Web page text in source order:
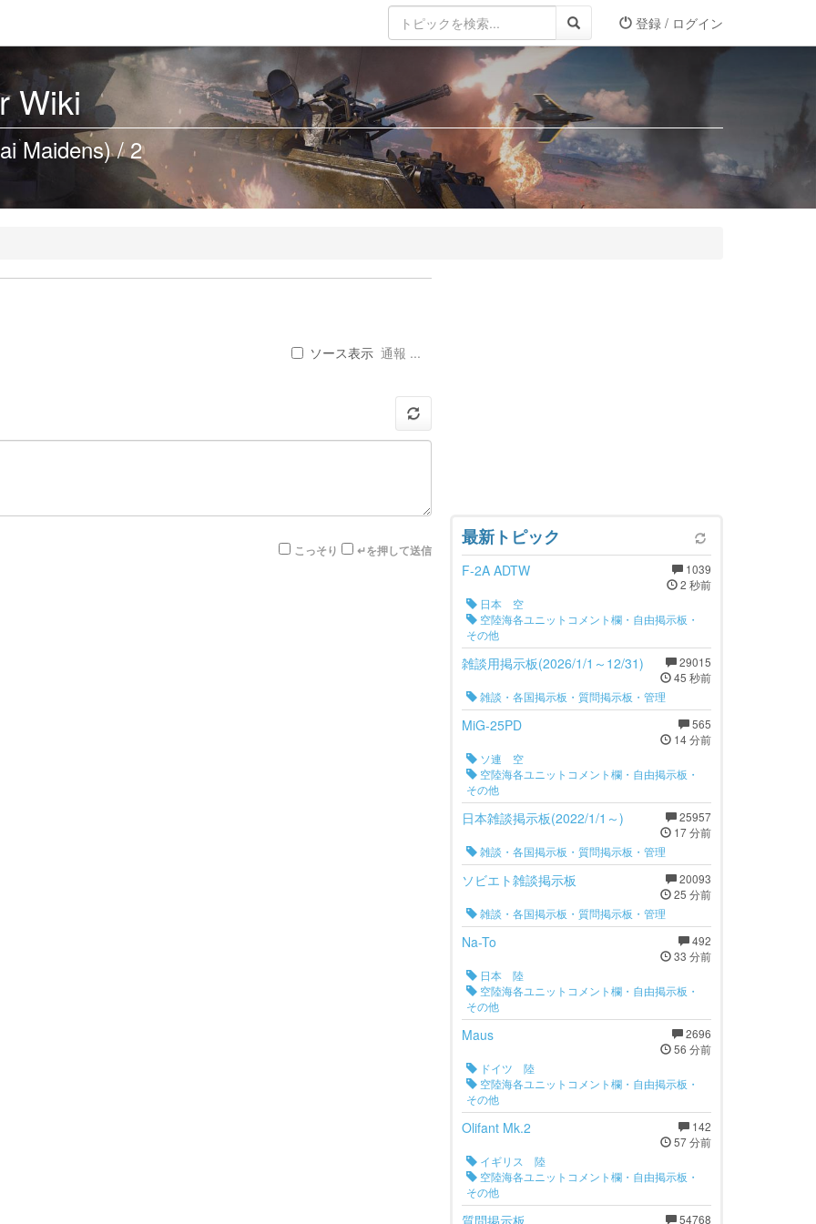
登録 / ログイン
Wiki
Maidens) / 2
ソース表示 通報 ...
こっそり ↵を押して送信
最新トピック
1039
2 秒前
F-2A ADTW
日本 空
空陸海各ユニットコメント欄・自由掲示板・
その他
29015
45 秒前
雑談用掲示板(2026/1/1～12/31)
雑談・各国掲示板・質問掲示板・管理
565
14 分前
MiG-25PD
ソ連 空
空陸海各ユニットコメント欄・自由掲示板・
その他
25957
17 分前
日本雑談掲示板(2022/1/1～)
雑談・各国掲示板・質問掲示板・管理
20093
25 分前
ソビエト雑談掲示板
雑談・各国掲示板・質問掲示板・管理
492
33 分前
Na-To
日本 陸
空陸海各ユニットコメント欄・自由掲示板・
その他
2696
56 分前
Maus
ドイツ 陸
空陸海各ユニットコメント欄・自由掲示板・
その他
142
57 分前
Olifant Mk.2
イギリス 陸
空陸海各ユニットコメント欄・自由掲示板・
その他
54768
質問掲示板